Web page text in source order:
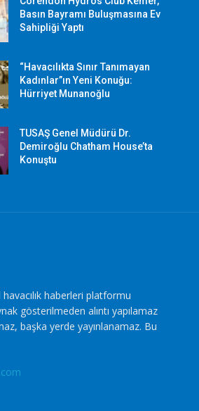
Basın Bayramı Buluşmasına Ev
Sahipliği Yaptı
“Havacılıkta Sınır Tanımayan
Kadınlar”ın Yeni Konuğu:
Hürriyet Munanoğlu
TUSAŞ Genel Müdürü Dr.
Demiroğlu Chatham House’ta
Konuştu
haberleri platformu
gösterilmeden alıntı yapılamaz
başka yerde yayınlanamaz. Bu